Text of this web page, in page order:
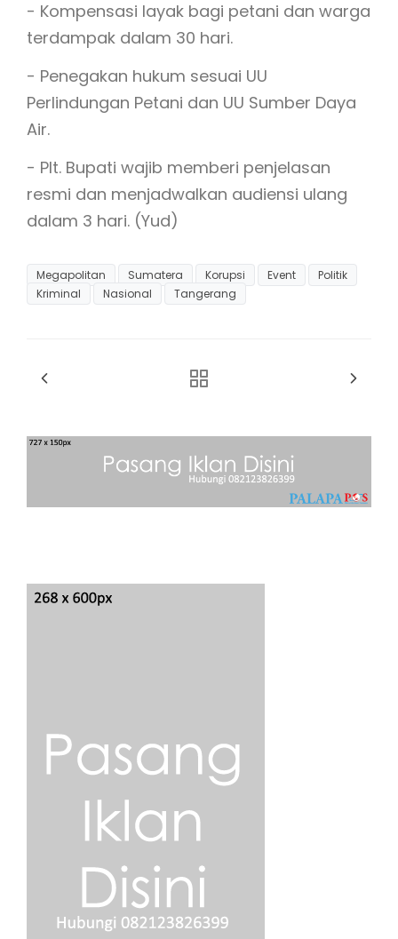
- Kompensasi layak bagi petani dan warga
terdampak dalam 30 hari.
- Penegakan hukum sesuai UU
Perlindungan Petani dan UU Sumber Daya
Air.
- Plt. Bupati wajib memberi penjelasan
resmi dan menjadwalkan audiensi ulang
dalam 3 hari. (Yud)
Megapolitan Sumatera Korupsi Event
Politik
Kriminal
Nasional Tangerang